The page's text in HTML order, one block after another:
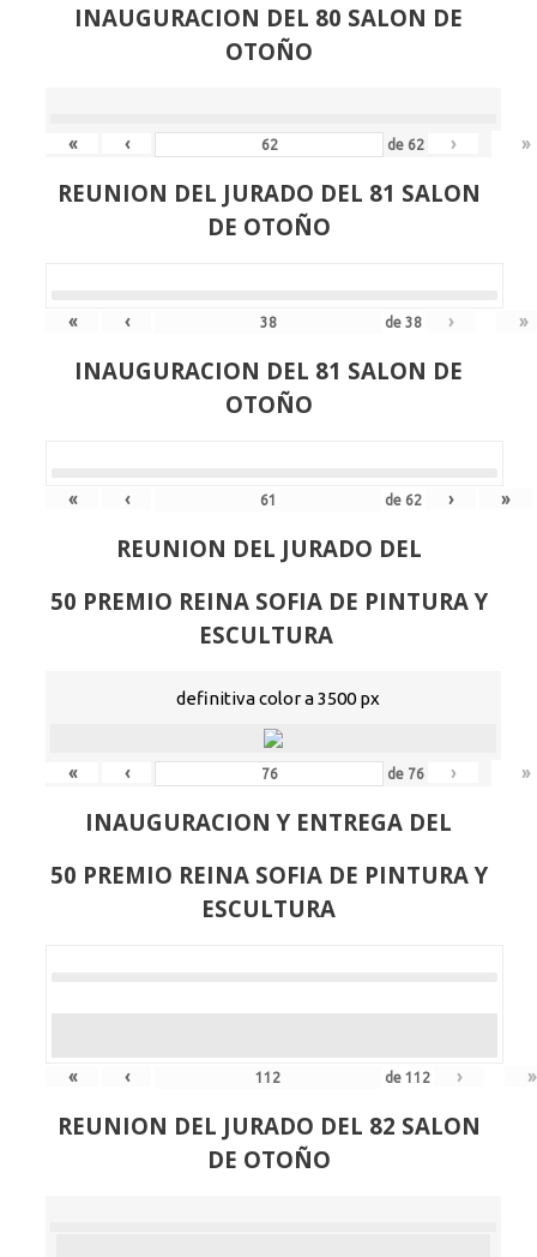
INAUGURACION DEL 80 SALON DE
OTOÑO
« ‹ de 62 › »
REUNION DEL JURADO DEL 81 SALON
DE OTOÑO
« ‹ de38 › »
INAUGURACION DEL 81 SALON DE
OTOÑO
« ‹ de 62 › »
REUNION DEL JURADO DEL
50 PREMIO REINA SOFIA DE PINTURA Y
ESCULTURA
definitiva color a 3500 px
« ‹ de 76 › »
INAUGURACION Y ENTREGA DEL
50 PREMIO REINA SOFIA DE PINTURA Y
ESCULTURA
« ‹ de112 › »
REUNION DEL JURADO DEL 82 SALON
DE OTOÑO